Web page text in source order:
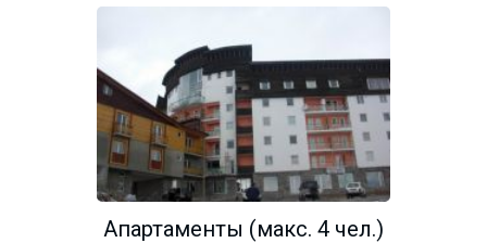
Апартаменты (макс. 4 чел.)